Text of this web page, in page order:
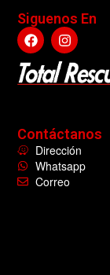
Contáctanos
Dirección
Whatsapp
Correo
Siguenos En